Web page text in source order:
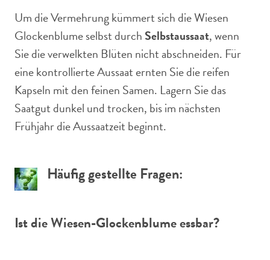
Um die Vermehrung kümmert sich die Wiesen
Glockenblume selbst durch Selbstaussaat, wenn
Sie die verwelkten Blüten nicht abschneiden. Für
eine kontrollierte Aussaat ernten Sie die reifen
Kapseln mit den feinen Samen. Lagern Sie das
Saatgut dunkel und trocken, bis im nächsten
Frühjahr die Aussaatzeit beginnt.
Häufig gestellte Fragen:
Ist die Wiesen-Glockenblume essbar?